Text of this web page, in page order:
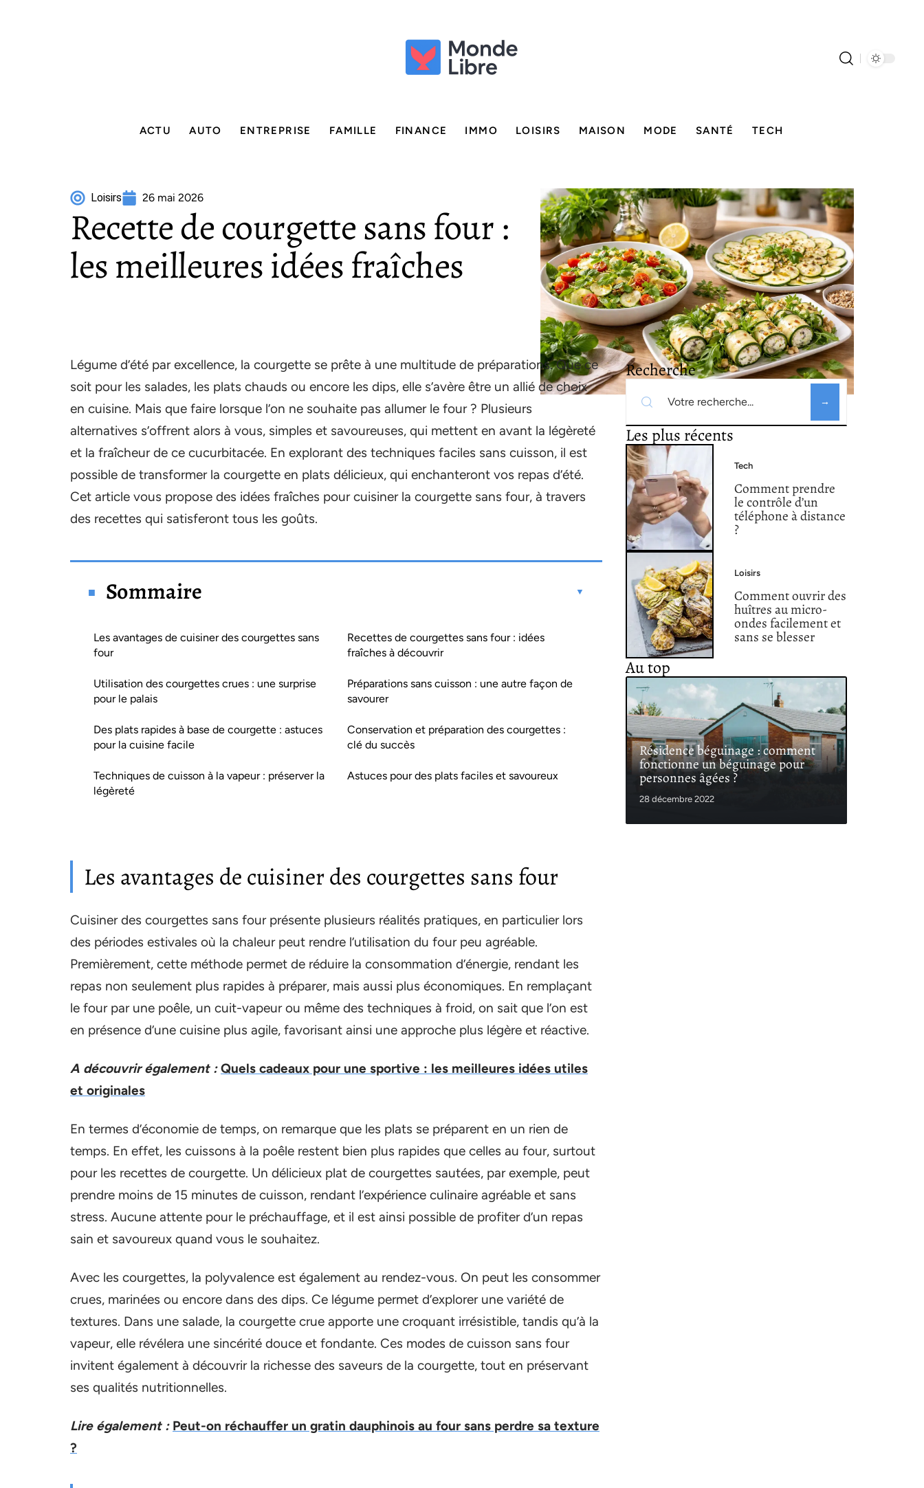
ACTU AUTO ENTREPRISE FAMILLE FINANCE IMMO LOISIRS MAISON MODE SANTÉ TECH
Loisirs 26 mai 2026
Recette de courgette sans four :
les meilleures idées fraîches
Légume d’été par excellence, la courgette se prête à une multitude de préparations. Que ce
soit pour les salades, les plats chauds ou encore les dips, elle s’avère être un allié de choix
en cuisine. Mais que faire lorsque l’on ne souhaite pas allumer le four ? Plusieurs
alternatives s’offrent alors à vous, simples et savoureuses, qui mettent en avant la légèreté
et la fraîcheur de ce cucurbitacée. En explorant des techniques faciles sans cuisson, il est
possible de transformer la courgette en plats délicieux, qui enchanteront vos repas d’été.
Cet article vous propose des idées fraîches pour cuisiner la courgette sans four, à travers
des recettes qui satisferont tous les goûts.
Sommaire
Les avantages de cuisiner des courgettes sans
four
Utilisation des courgettes crues : une surprise
pour le palais
Des plats rapides à base de courgette : astuces
pour la cuisine facile
Techniques de cuisson à la vapeur : préserver la
légèreté
Recettes de courgettes sans four : idées
fraîches à découvrir
Préparations sans cuisson : une autre façon de
savourer
Conservation et préparation des courgettes :
clé du succès
Astuces pour des plats faciles et savoureux
Les avantages de cuisiner des courgettes sans four
Cuisiner des courgettes sans four présente plusieurs réalités pratiques, en particulier lors
des périodes estivales où la chaleur peut rendre l’utilisation du four peu agréable.
Premièrement, cette méthode permet de réduire la consommation d’énergie, rendant les
repas non seulement plus rapides à préparer, mais aussi plus économiques. En remplaçant
le four par une poêle, un cuit-vapeur ou même des techniques à froid, on sait que l’on est
en présence d’une cuisine plus agile, favorisant ainsi une approche plus légère et réactive.
A découvrir également : Quels cadeaux pour une sportive : les meilleures idées utiles
et originales
En termes d’économie de temps, on remarque que les plats se préparent en un rien de
temps. En effet, les cuissons à la poêle restent bien plus rapides que celles au four, surtout
pour les recettes de courgette. Un délicieux plat de courgettes sautées, par exemple, peut
prendre moins de 15 minutes de cuisson, rendant l’expérience culinaire agréable et sans
stress. Aucune attente pour le préchauffage, et il est ainsi possible de profiter d’un repas
sain et savoureux quand vous le souhaitez.
Avec les courgettes, la polyvalence est également au rendez-vous. On peut les consommer
crues, marinées ou encore dans des dips. Ce légume permet d’explorer une variété de
textures. Dans une salade, la courgette crue apporte une croquant irrésistible, tandis qu’à la
vapeur, elle révélera une sincérité douce et fondante. Ces modes de cuisson sans four
invitent également à découvrir la richesse des saveurs de la courgette, tout en préservant
ses qualités nutritionnelles.
Lire également : Peut-on réchauffer un gratin dauphinois au four sans perdre sa texture
?
Recherche
Les plus récents
Tech
Comment prendre
le contrôle d’un
téléphone à distance
?
Loisirs
Comment ouvrir des
huîtres au micro-
ondes facilement et
sans se blesser
Au top
Résidence béguinage : comment
fonctionne un béguinage pour
personnes âgées ?
28 décembre 2022